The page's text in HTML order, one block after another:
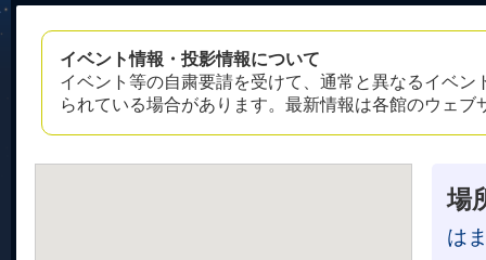
イベント情報・投影情報について
イベント等の自粛要請を受けて、通常と異なるイベ
られている場合があります。最新情報は各館のウェ
場
は